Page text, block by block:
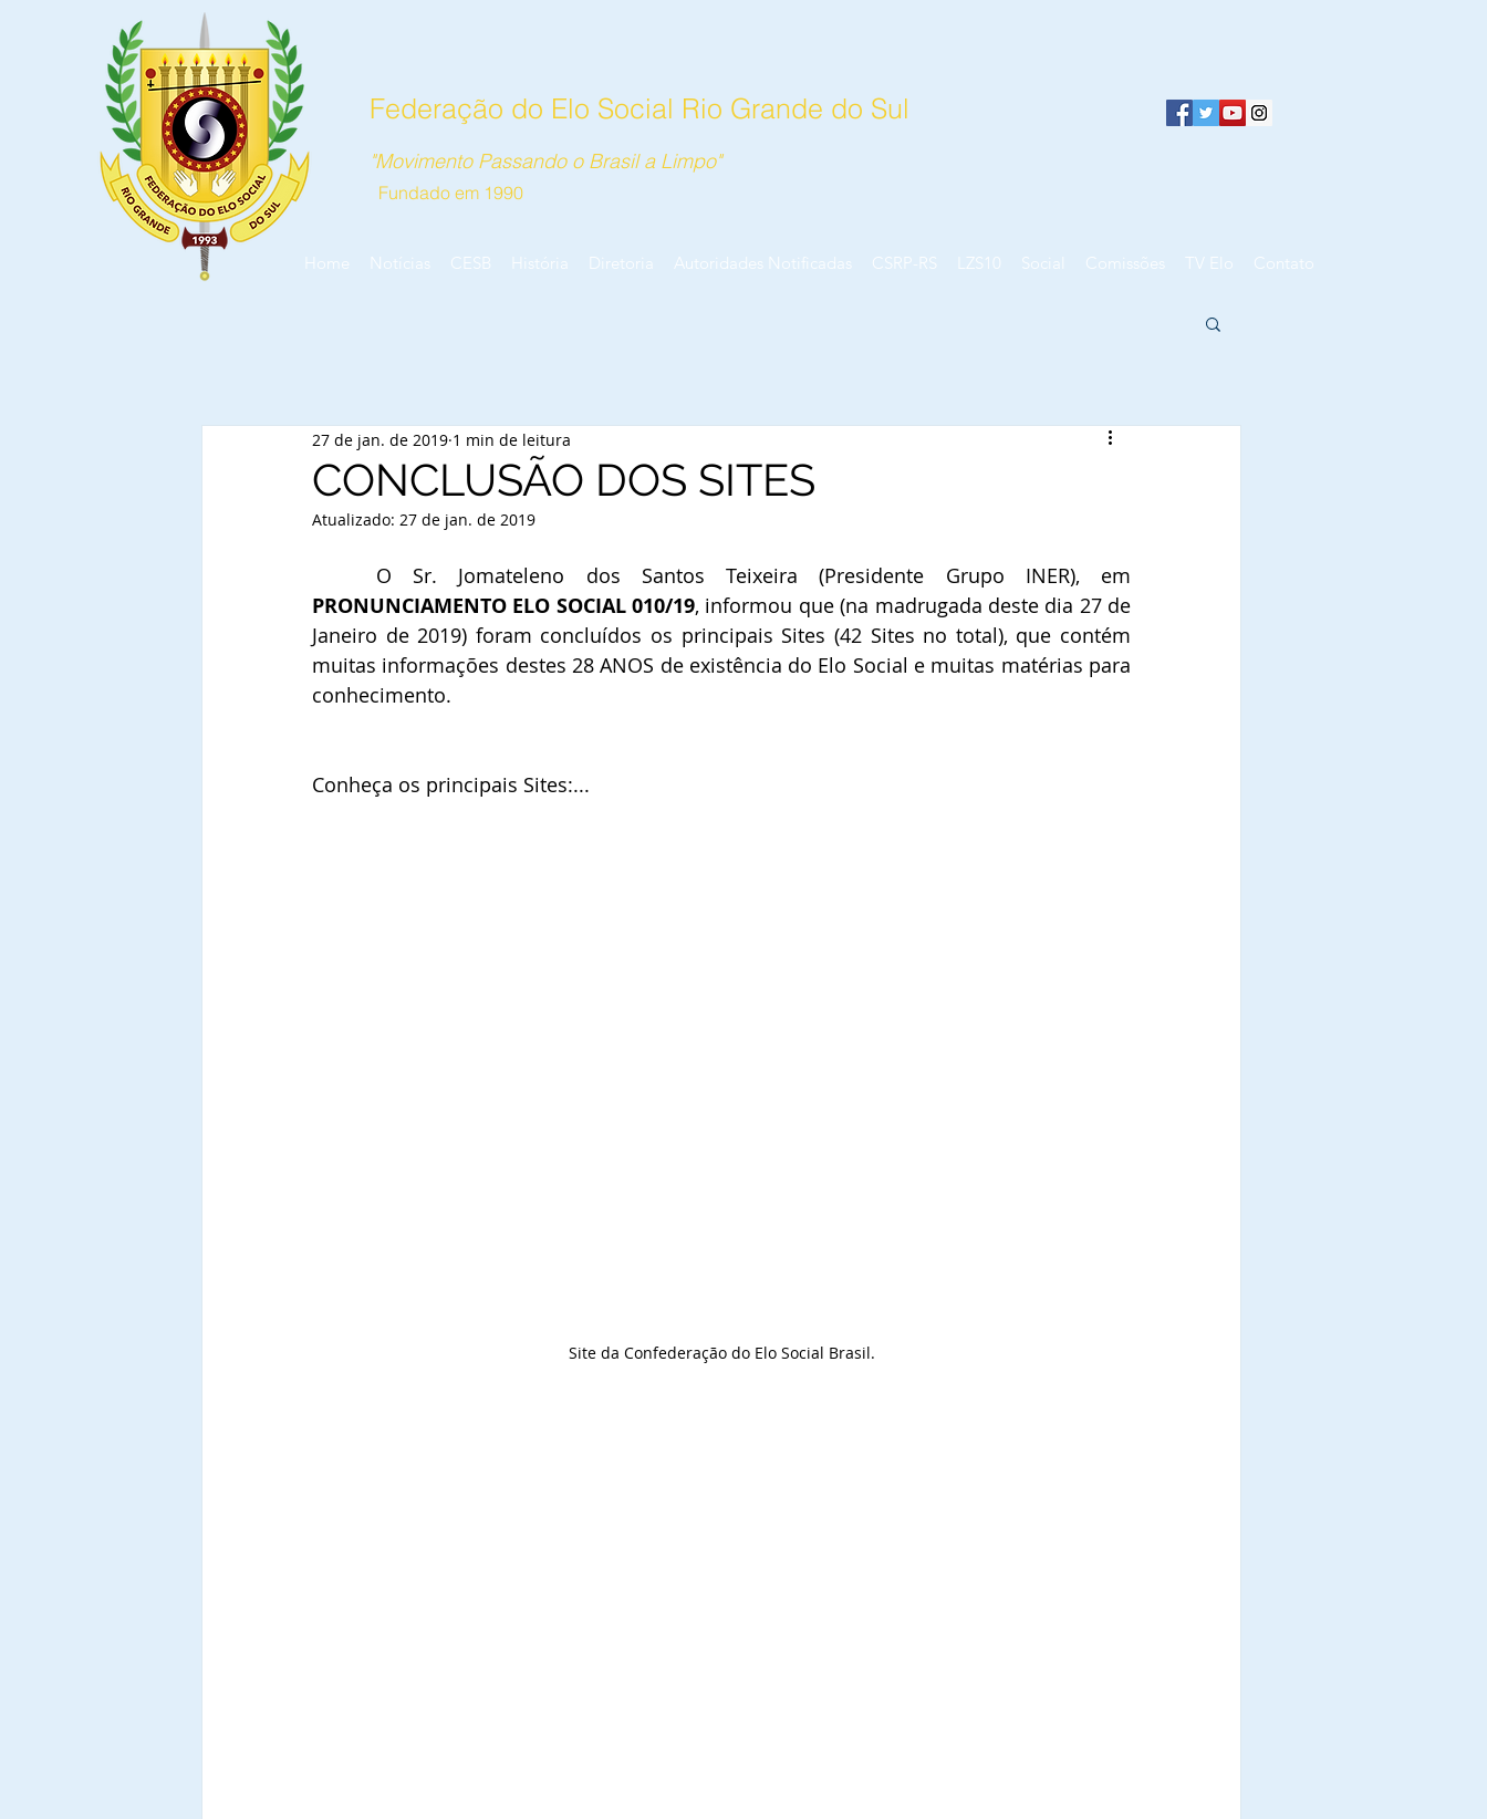
Federação do Elo Social Rio Grande do Sul
"Movimento Passando o Brasil a Limpo"
Fundado em 1990
Home Notícias CESB História Diretoria Autoridades Notificadas CSRP-RS LZS10 Social Comissões TV Elo Contato
CONCLUSÃO DOS SITES
27 de jan. de 2019 1 min de leitura
Atualizado: 27 de jan. de 2019
PRONUNCIAMENTO ELO SOCIAL 010/19, informou que (na madrugada deste dia 27 de
Janeiro de 2019) foram concluídos os principais Sites (42 Sites no total), que contém
muitas informações destes 28 ANOS de existência do Elo Social e muitas matérias para
conhecimento.
Conheça os principais Sites:...
Site da Confederação do Elo Social Brasil.